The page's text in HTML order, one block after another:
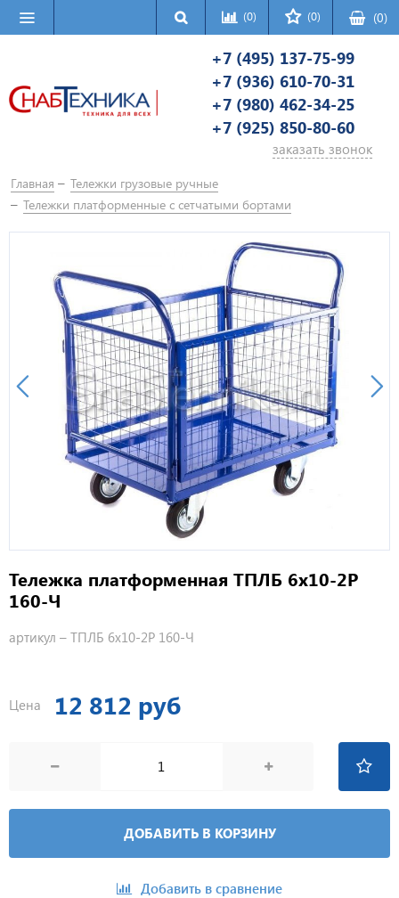
(0) (0) (0)
+7 (495) 137-75-99
+7 (936) 610-70-31
+7 (980) 462-34-25
+7 (925) 850-80-60
заказать звонок
Главная
Тележки грузовые ручные
Тележки платформенные с сетчатыми бортами
Тележка платформенная ТПЛБ 6х10-2Р
160-Ч
артикул – ТПЛБ 6х10-2Р 160-Ч
Цена 12 812 руб
ДОБАВИТЬ В КОРЗИНУ
Добавить в сравнение